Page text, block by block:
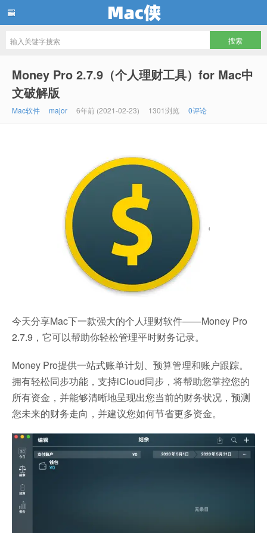
Money Pro 2.7.9（个人理财工具）for Mac中
文破解版
Mac软件 major 6年前 (2021-02-23) 1301浏览 0评论
今天分享Mac下一款强大的个人理财软件——Money Pro
2.7.9，它可以帮助你轻松管理平时财务记录。
Money Pro提供一站式账单计划、预算管理和账户跟踪。
拥有轻松同步功能，支持iCloud同步，将帮助您掌控您的
所有资金，并能够清晰地呈现出您当前的财务状况，预测
您未来的财务走向，并建议您如何节省更多资金。